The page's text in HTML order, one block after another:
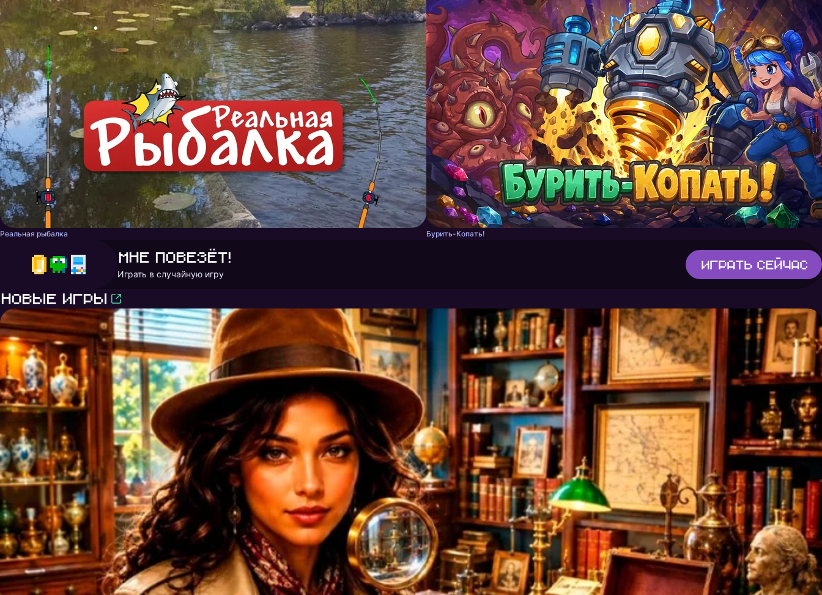
Реальная рыбалка Бурить-Копать!
Мне повезёт!
Играть в случайную игру
Играть сейчас
Новые игры